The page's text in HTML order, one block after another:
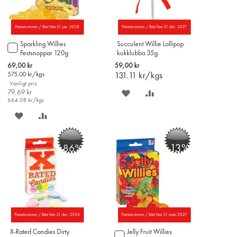
Parasta ennen / Bäst före 31 jan. 2028
Sparkling Willies
Festsnoppar 120g
Special
Price
69,00 kr
575.00 kr/kgs
Vanligt pris
79,69 kr
664.08 kr/kgs
Lägg
till
i
varukorgen
SPARA
ÖNSKELISTAN
JÄMFÖR
Parasta ennen / Bäst före 31 dec. 2027
Succulent Willie Lollipop
kukklubba 35g
59,00 kr
131.11 kr/kgs
SPARA
ÖNSKELISTAN
JÄMFÖR
-86%
Parasta ennen / Bäst före 31 dec. 2024
X-Rated Candies Dirty
Parasta ennen / Bäst före 31 mars 2027
-13%
Jelly Fruit Willies
Lägg